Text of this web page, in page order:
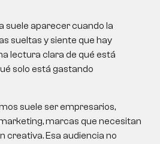
suele aparecer cuando la
sueltas y siente que hay
lectura clara de qué está
solo está gastando
suele ser empresarios,
marcas que necesitan
creativa. Esa audiencia no